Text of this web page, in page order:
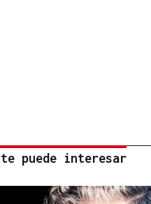
te puede interesar